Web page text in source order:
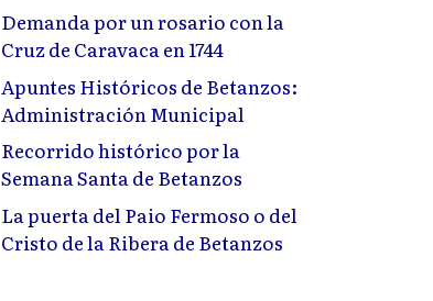
Demanda por un rosario con la
Cruz de Caravaca en 1744
Apuntes Históricos de Betanzos:
Administración Municipal
Recorrido histórico por la
Semana Santa de Betanzos
La puerta del Paio Fermoso o del
Cristo de la Ribera de Betanzos